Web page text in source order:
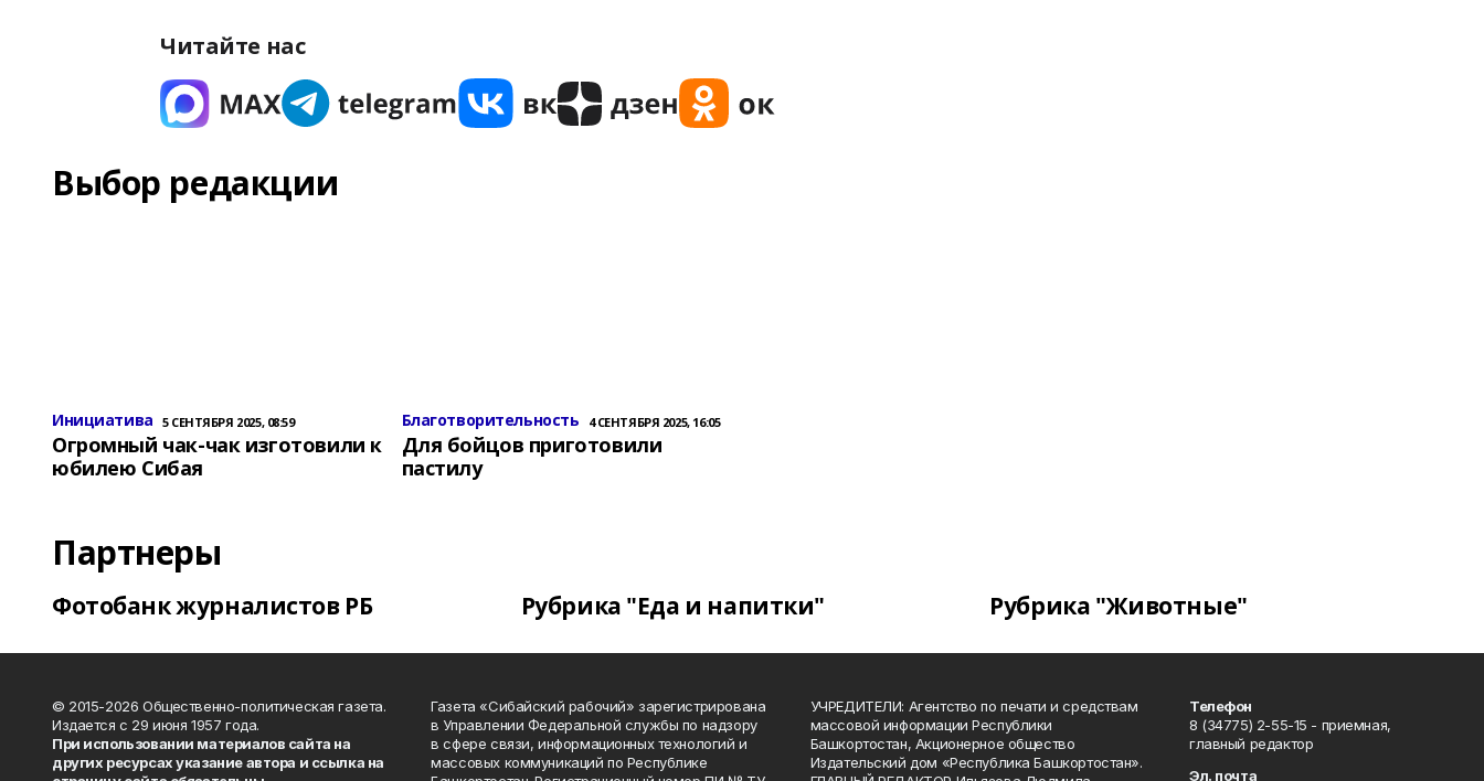
Читайте нас
Выбор редакции
Инициатива 5 СЕНТЯБРЯ 2025, 08:59
Огромный чак-чак изготовили к
юбилею Сибая
Благотворительность 4 СЕНТЯБРЯ 2025, 16:05
Для бойцов приготовили
пастилу
Партнеры
Фотобанк журналистов РБ Рубрика "Еда и напитки" Рубрика "Животные"
© 2015-2026 Общественно-политическая газета.
Издается с 29 июня 1957 года.
При использовании материалов сайта на
других ресурсах указание автора и ссылка на
Газета «Сибайский рабочий» зарегистрирована
в Управлении Федеральной службы по надзору
в сфере связи, информационных технологий и
массовых коммуникаций по Республике
УЧРЕДИТЕЛИ: Агентство по печати и средствам
массовой информации Республики
Башкортостан, Акционерное общество
Издательский дом «Республика Башкортостан».
Телефон
8 (34775) 2-55-15 - приемная,
главный редактор
Эл. почта